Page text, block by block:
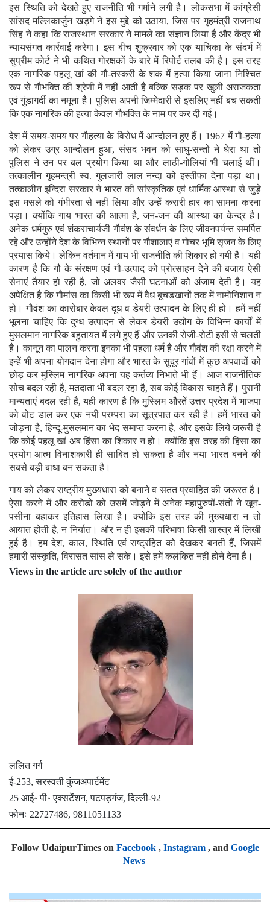
इस स्थिति को देखते हुए राजनीति भी गर्माने लगी है। लोकसभा में कांग्रेसी
सांसद मल्लिकार्जुन खड़गे ने इस मुद्दे को उठाया, जिस पर गृहमंत्री राजनाथ
सिंह ने कहा कि राजस्थान सरकार ने मामले का संज्ञान लिया है और केंद्र भी
न्यायसंगत कार्रवाई करेगा। इस बीच शुक्रवार को एक याचिका के संदर्भ में
सुप्रीम कोर्ट ने भी कथित गोरक्षकों के बारे में रिपोर्ट तलब की है। इस तरह
एक नागरिक पहलू खां की गौ-तस्करी के शक में हत्या किया जाना निश्चित
रूप से गौभक्ति की श्रेणी में नहीं आती है बल्कि सड़क पर खुली अराजकता
एवं गुंडागर्दी का नमूना है। पुलिस अपनी जिम्मेदारी से इसलिए नहीं बच सकती
कि एक नागरिक की हत्या केवल गौभक्ति के नाम पर कर दी गई।
देश में समय-समय पर गौहत्या के विरोध में आन्दोलन हुए हैं। 1967 में गौ-हत्या
को लेकर उग्र आन्दोलन हुआ, संसद भवन को साधु-सन्तों ने घेरा था तो
पुलिस ने उन पर बल प्रयोग किया था और लाठी-गोलियां भी चलाई थीं।
तत्कालीन गृहमन्त्री स्व. गुलजारी लाल नन्दा को इस्तीफा देना पड़ा था।
तत्कालीन इन्दिरा सरकार ने भारत की सांस्कृतिक एवं धार्मिक आस्था से जुड़े
इस मसले को गंभीरता से नहीं लिया और उन्हें करारी हार का सामना करना
पड़ा। क्योंकि गाय भारत की आत्मा है, जन-जन की आस्था का केन्द्र है।
अनेक धर्मगुरु एवं शंकराचार्यजी गौवंश के संवर्धन के लिए जीवनपर्यन्त समर्पित
रहे और उन्होंने देश के विभिन्न स्थानों पर गौशालाएं व गोचर भूमि सृजन के लिए
प्रयास किये। लेकिन वर्तमान में गाय भी राजनीति की शिकार हो गयी है। यही
कारण है कि गौ के संरक्षण एवं गौ-उत्पाद को प्रोत्साहन देने की बजाय ऐसी
सेनाएं तैयार हो रही है, जो अलवर जैसी घटनाओं को अंजाम देती है। यह
अपेक्षित है कि गौमांस का किसी भी रूप में वैध बूचडखानों तक में नामोनिशान न
हो। गौवंश का कारोबार केवल दूध व डेयरी उत्पादन के लिए ही हो। हमें नहीं
भूलना चाहिए कि दुग्ध उत्पादन से लेकर डेयरी उद्योग के विभिन्न कार्यों में
मुसलमान नागरिक बहुतायत में लगे हुए हैं और उनकी रोजी-रोटी इसी से चलती
है। कानून का पालन करना इनका भी पहला धर्म है और गौवंश की रक्षा करने में
इन्हें भी अपना योगदान देना होगा और भारत के सुदूर गांवों में कुछ अपवादों को
छोड़ कर मुस्लिम नागरिक अपना यह कर्तव्य निभाते भी हैं। आज राजनीतिक
सोच बदल रही है, मतदाता भी बदल रहा है, सब कोई विकास चाहते हैं। पुरानी
मान्यताएं बदल रही है, यही कारण है कि मुस्लिम औरतें उत्तर प्रदेश में भाजपा
को वोट डाल कर एक नयी परम्परा का सूत्रपात कर रही है। हमें भारत को
जोड़ना है, हिन्दू-मुसलमान का भेद समाप्त करना है, और इसके लिये जरूरी है
कि कोई पहलू खां अब हिंसा का शिकार न हो। क्योंकि इस तरह की हिंसा का
प्रयोग आत्म विनाशकारी ही साबित हो सकता है और नया भारत बनने की
सबसे बड़ी बाधा बन सकता है।
गाय को लेकर राष्ट्रीय मुख्यधारा को बनाने व सतत प्रवाहित की जरूरत है।
ऐसा करने में और करोडो को उसमें जोड़ने में अनेक महापुरुषों-संतों ने खून-
पसीना बहाकर इतिहास लिखा है। क्योंकि इस तरह की मुख्यधारा न तो
आयात होती है, न निर्यात। और न ही इसकी परिभाषा किसी शास्त्र में लिखी
हुई है। हम देश, काल, स्थिति एवं राष्ट्रहित को देखकर बनती हैं, जिसमें
हमारी संस्कृति, विरासत सांस ले सके। इसे हमें कलंकित नहीं होने देना है।
Views in the article are solely of the author
ललित गर्ग
ई-253, सरस्वती कुंजअपार्टमेंट
25 आई॰ पी॰ एक्सटेंशन, पटपड़गंज, दिल्ली-92
फोनः 22727486, 9811051133
Follow UdaipurTimes on Facebook, Instagram, and Google
News